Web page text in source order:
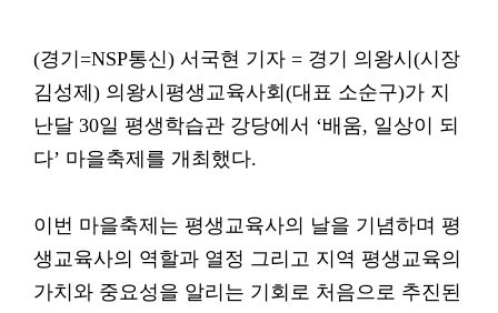
(경기=NSP통신) 서국현 기자 = 경기 의왕시(시장
김성제) 의왕시평생교육사회(대표 소순구)가 지
난달 30일 평생학습관 강당에서 ‘배움, 일상이 되
다’ 마을축제를 개최했다.
이번 마을축제는 평생교육사의 날을 기념하며 평
생교육사의 역할과 열정 그리고 지역 평생교육의
가치와 중요성을 알리는 기회로 처음으로 추진된